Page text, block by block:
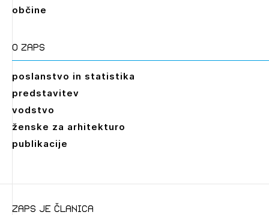
občine
O zaps
poslanstvo in statistika
predstavitev
vodstvo
ženske za arhitekturo
publikacije
zaps je članica